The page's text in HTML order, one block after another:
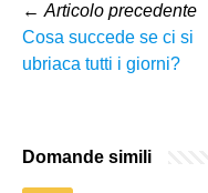
← Articolo precedente
Cosa succede se ci si
ubriaca tutti i giorni?
Domande simili